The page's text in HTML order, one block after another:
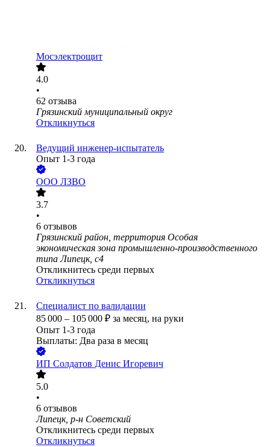
Мосэлектрощит
4.0
•
62 отзыва
Грязинский муниципальный округ
Откликнуться
Ведущий инженер-испытатель
Опыт 1-3 года
ООО ЛЗВО
3.7
•
6 отзывов
Грязинский район, территория Особая
экономическая зона промышленно-производственного
типа Липецк, с4
Откликнитесь среди первых
Откликнуться
Специалист по валидации
85 000 – 105 000 ₽ за месяц, на руки
Опыт 1-3 года
Выплаты: Два раза в месяц
ИП Солдатов Денис Игоревич
5.0
•
6 отзывов
Липецк, р-н Советский
Откликнитесь среди первых
Откликнуться